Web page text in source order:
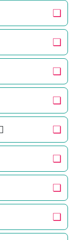
❏
❏
❏
❏
❏
❏
❏
❏